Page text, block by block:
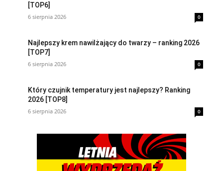
[TOP6]
6 sierpnia 2026 0
Najlepszy krem nawilżający do twarzy – ranking 2026
[TOP7]
6 sierpnia 2026 0
Który czujnik temperatury jest najlepszy? Ranking
2026 [TOP8]
6 sierpnia 2026 0